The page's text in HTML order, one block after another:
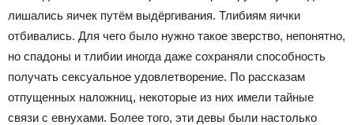
лишались яичек путём выдёргивания. Тлибиям яички
отбивались. Для чего было нужно такое зверство, непонятно,
но спадоны и тлибии иногда даже сохраняли способность
получать сексуальное удовлетворение. По рассказам
отпущенных наложниц, некоторые из них имели тайные
связи с евнухами. Более того, эти девы были настолько